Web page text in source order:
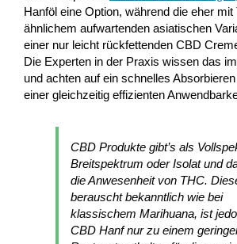
Hanföl eine Option, während die eher mit
ähnlichem aufwartenden asiatischen
einer nur leicht rückfettenden CBD
Die Experten in der Praxis wissen das
und achten auf ein schnelles
einer gleichzeitig effizienten
CBD Produkte gibt’s als
Breitspektrum oder Isolat und
die Anwesenheit von THC.
berauscht bekanntlich wie bei
klassischem Marihuana, ist
CBD Hanf nur zu einem